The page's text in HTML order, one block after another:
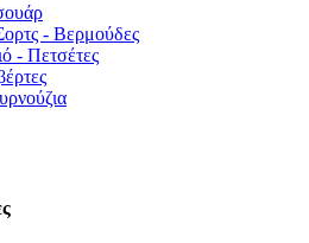
- Βερμούδες
- Πετσέτες